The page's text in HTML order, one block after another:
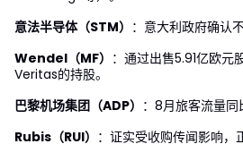
意法半导体（STM） ：意大利政府确认
Wendel（MF） ：通过出售5.91亿欧
Veritas的持股。
巴黎机场集团（ADP） ：8月旅客流量同
Rubis（RUI） ：证实受收购传闻影响，